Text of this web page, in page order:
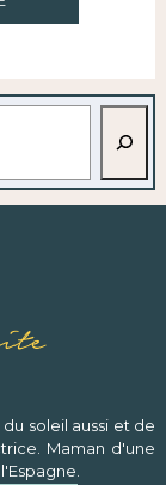
soleil aussi et de
Maman d'une